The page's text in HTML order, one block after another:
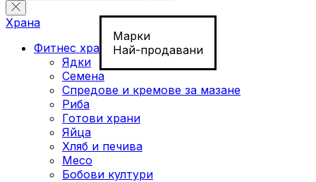
Марки
Най-продавани
Храна
Фитнес храна
Ядки
Семена
Спредове и кремове за мазане
Риба
Готови храни
Яйца
Хляб и печива
Месо
Бобови култури